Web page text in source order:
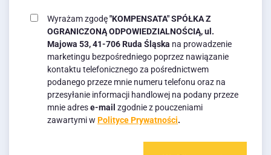
Wyrażam zgodę"KOMPENSATA" SPÓŁKA Z
OGRANICZONĄ ODPOWIEDZIALNOŚCIĄ, ul.
Majowa 53, 41-706 Ruda Śląska na prowadzenie
marketingu bezpośredniego poprzez nawiązanie
kontaktu telefonicznego za pośrednictwem
podanego przeze mnie numeru telefonu oraz na
przesyłanie informacji handlowej na podany przeze
mnie adrese-mail zgodnie z pouczeniami
zawartymi w Polityce Prywatności.